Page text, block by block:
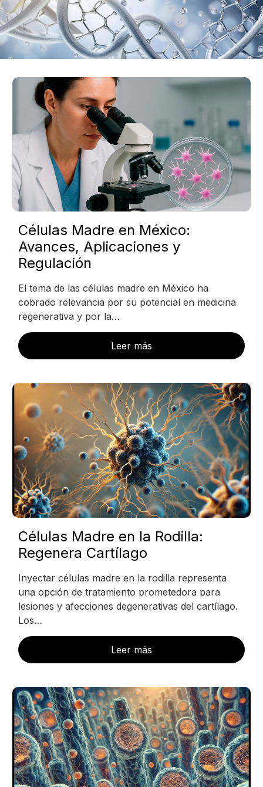
Células Madre en México:
Avances, Aplicaciones y
Regulación
El tema de las células madre en México ha
cobrado relevancia por su potencial en medicina
regenerativa y por la…
Leer más
Células Madre en la Rodilla:
Regenera Cartílago
Inyectar células madre en la rodilla representa
una opción de tratamiento prometedora para
lesiones y afecciones degenerativas del cartílago.
Los…
Leer más